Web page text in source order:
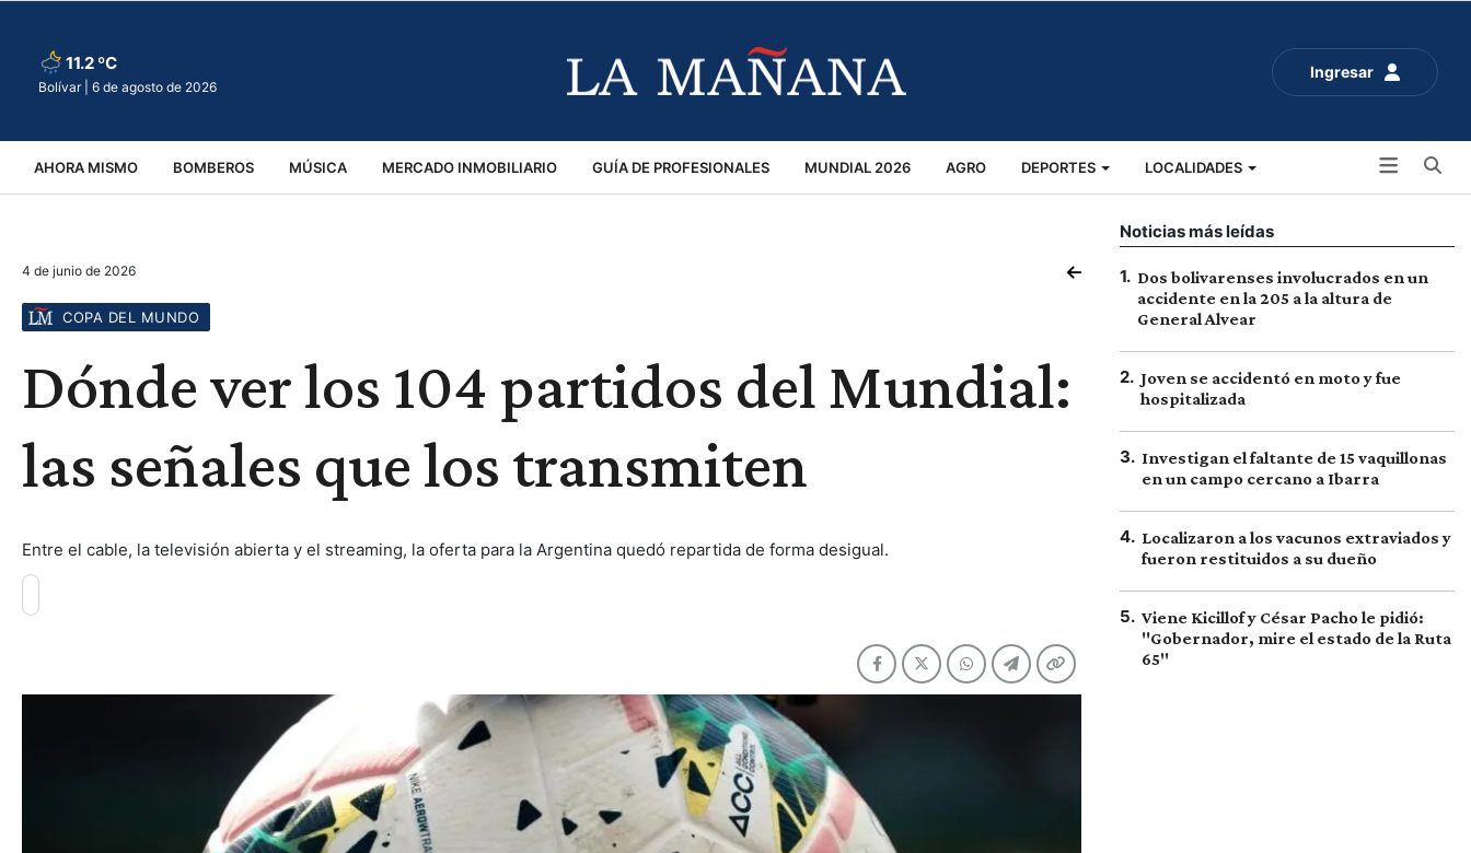
Ingresar
11.2 ºC
Bolívar | 6 de agosto de 2026
AHORA MISMO BOMBEROS MÚSICA MERCADO INMOBILIARIO GUÍA DE PROFESIONALES MUNDIAL 2026 AGRO DEPORTES LOCALIDADES
VIRALES ACCIDENTES
4 de junio de 2026
COPA DEL MUNDO
Dónde ver los 104 partidos del Mundial:
las señales que los transmiten
Entre el cable, la televisión abierta y el streaming, la oferta para la Argentina quedó repartida de forma desigual.
Noticias más leídas
1. Dos bolivarenses involucrados en un
accidente en la 205 a la altura de
General Alvear
2. Joven se accidentó en moto y fue
hospitalizada
3. Investigan el faltante de 15 vaquillonas
en un campo cercano a Ibarra
4. Localizaron a los vacunos extraviados y
fueron restituidos a su dueño
5. Viene Kicillof y César Pacho le pidió:
"Gobernador, mire el estado de la Ruta
65"